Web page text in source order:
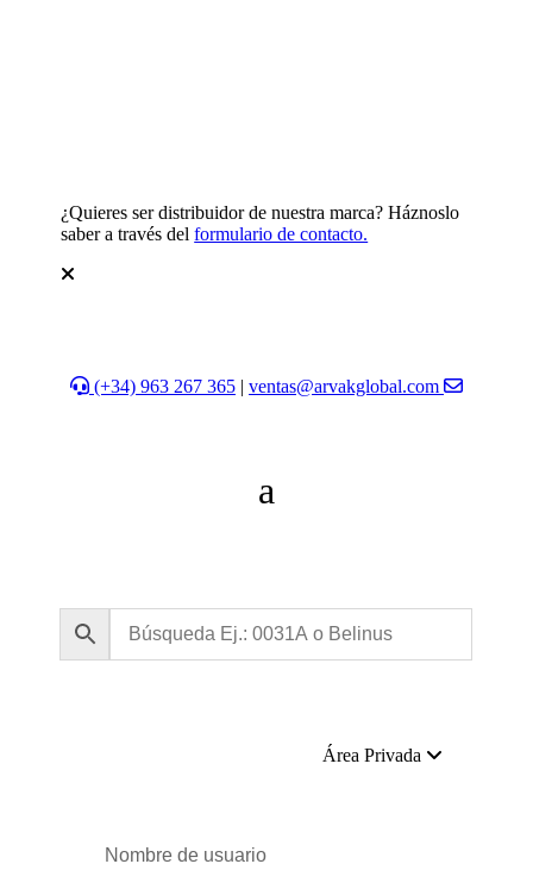
¿Quieres ser distribuidor de nuestra marca? Háznoslo
saber a través delformulario de contacto.
(+34) 963 267 365 | ventas@arvakglobal.com
Área Privada